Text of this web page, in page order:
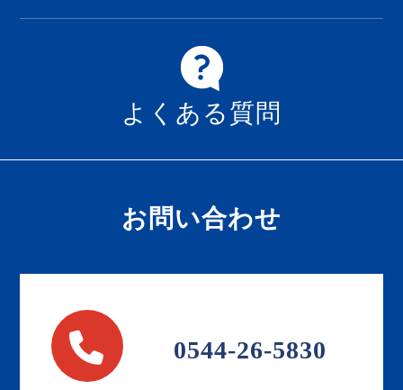
よくある質問
お問い合わせ
0544-26-5830